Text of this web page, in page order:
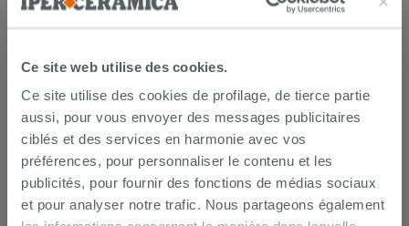
Ce site web utilise des cookies.
Ce site utilise des cookies de profilage, de tierce partie
aussi, pour vous envoyer des messages publicitaires
ciblés et des services en harmonie avec vos
préférences, pour personnaliser le contenu et les
publicités, pour fournir des fonctions de médias sociaux
et pour analyser notre trafic. Nous partageons également
LIVRAISON GARANTIE
Votre commande seralivrée chez vous en 15 jours